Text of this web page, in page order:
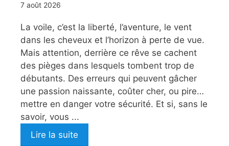
7 août 2026
La voile, c’est la liberté, l’aventure, le vent
dans les cheveux et l’horizon à perte de vue.
Mais attention, derrière ce rêve se cachent
des pièges dans lesquels tombent trop de
débutants. Des erreurs qui peuvent gâcher
une passion naissante, coûter cher, ou pire…
mettre en danger votre sécurité. Et si, sans le
savoir, vous ...
Lire la suite